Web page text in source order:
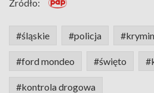
Źródło:
#śląskie #policja
#ford mondeo #święto
#kontrola drogowa